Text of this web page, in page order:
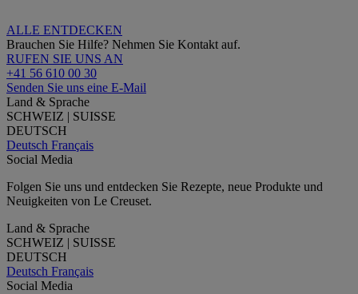
ALLE ENTDECKEN
Brauchen Sie Hilfe? Nehmen Sie Kontakt auf.
RUFEN SIE UNS AN
+41 56 610 00 30
Senden Sie uns eine E-Mail
Land & Sprache
SCHWEIZ | SUISSE
DEUTSCH
Deutsch Français
Social Media
Folgen Sie uns und entdecken Sie Rezepte, neue Produkte und
Neuigkeiten von Le Creuset.
Land & Sprache
SCHWEIZ | SUISSE
DEUTSCH
Deutsch Français
Social Media